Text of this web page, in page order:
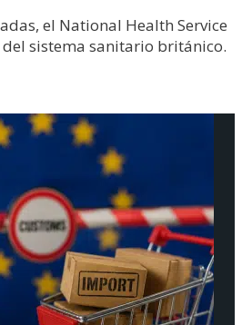
el National Health Service
sistema sanitario británico.